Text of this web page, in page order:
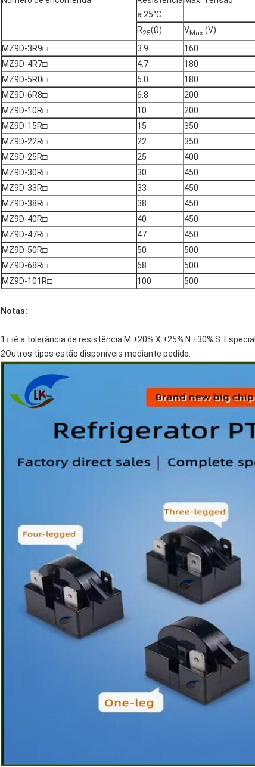
a 25°C
R25(Ω) VMax.(V)
MZ9D-3R9□
3.9 160
MZ9D-4R7□
4.7 180
MZ9D-5R0□
5.0 180
MZ9D-6R8□
6.8 200
MZ9D-10R□
10 200
MZ9D-15R□
15 350
MZ9D-22R□
22 350
MZ9D-25R□
25 400
MZ9D-30R□
30 450
MZ9D-33R□
33 450
MZ9D-38R□
38 450
MZ9D-40R□
40 450
MZ9D-47R□
47 450
MZ9D-50R□
50 500
MZ9D-68R□
68 500
MZ9D-101R□
100 500
Notas:
1.□ é a tolerância de resistência M:±20% X:±25% N:±30% S: Especial
2Outros tipos estão disponíveis mediante pedido.